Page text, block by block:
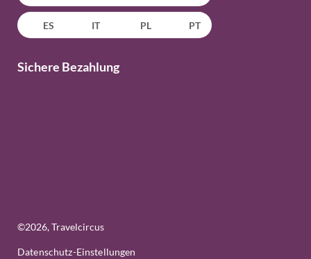
ES IT PL PT
Sichere Bezahlung
©2026, Travelcircus
Datenschutz-Einstellungen